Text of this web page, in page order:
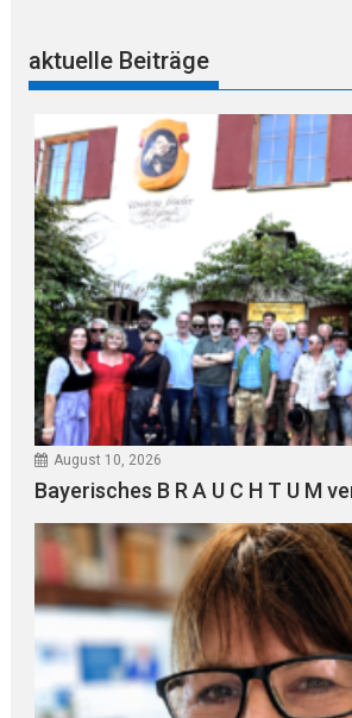
aktuelle Beiträge
August 10, 2026
Bayerisches B R A U C H T U M